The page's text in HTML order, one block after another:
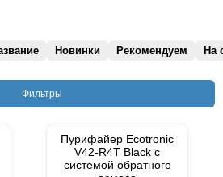
Новинки Рекомендуем На
Фильтры
Пурифайер Ecotronic
V42-R4T Black с
системой обратного